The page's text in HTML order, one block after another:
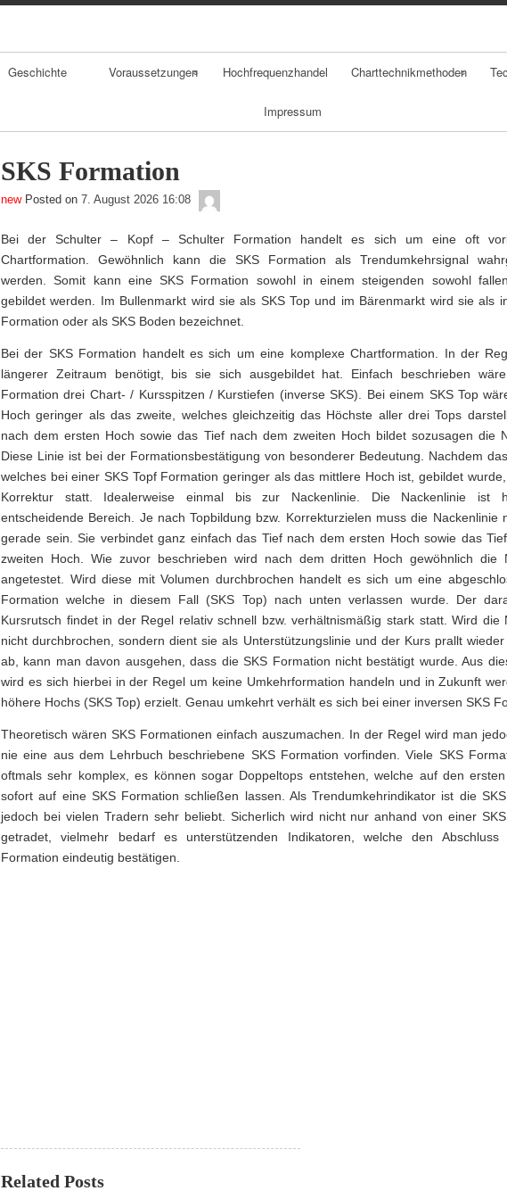
Geschichte Voraussetzungen
Psychologie
Geldmanagement
Daytradingstrategi
en
Hochfrequenzhandel Charttechnikmethoden
Balkenchart
Impressum
SKS Formation
Posted on 7. August 2026 16:08
Bei der Schulter – Kopf – Schulter Formation handelt es sich um eine oft
Chartformation. Gewöhnlich kann die SKS Formation als Trendumkehrsignal
werden. Somit kann eine SKS Formation sowohl in einem steigenden sowohl
gebildet werden. Im Bullenmarkt wird sie als SKS Top und im Bärenmarkt wird sie als
Formation oder als SKS Boden bezeichnet.
Bei der SKS Formation handelt es sich um eine komplexe Chartformation. In der
längerer Zeitraum benötigt, bis sie sich ausgebildet hat. Einfach beschrieben
Formation drei Chart- / Kursspitzen / Kurstiefen (inverse SKS). Bei einem SKS Top
Hoch geringer als das zweite, welches gleichzeitig das Höchste aller drei Tops
nach dem ersten Hoch sowie das Tief nach dem zweiten Hoch bildet sozusagen die
Diese Linie ist bei der Formationsbestätigung von besonderer Bedeutung. Nachdem
welches bei einer SKS Topf Formation geringer als das mittlere Hoch ist, gebildet
Korrektur statt. Idealerweise einmal bis zur Nackenlinie. Die Nackenlinie ist
entscheidende Bereich. Je nach Topbildung bzw. Korrekturzielen muss die Nackenlinie
gerade sein. Sie verbindet ganz einfach das Tief nach dem ersten Hoch sowie das
zweiten Hoch. Wie zuvor beschrieben wird nach dem dritten Hoch gewöhnlich die
angetestet. Wird diese mit Volumen durchbrochen handelt es sich um eine
Formation welche in diesem Fall (SKS Top) nach unten verlassen wurde. Der
Kursrutsch findet in der Regel relativ schnell bzw. verhältnismäßig stark statt. Wird die
nicht durchbrochen, sondern dient sie als Unterstützungslinie und der Kurs prallt
ab, kann man davon ausgehen, dass die SKS Formation nicht bestätigt wurde. Aus
wird es sich hierbei in der Regel um keine Umkehrformation handeln und in Zukunft
höhere Hochs (SKS Top) erzielt. Genau umkehrt verhält es sich bei einer inversen SKS
Theoretisch wären SKS Formationen einfach auszumachen. In der Regel wird man
nie eine aus dem Lehrbuch beschriebene SKS Formation vorfinden. Viele SKS
oftmals sehr komplex, es können sogar Doppeltops entstehen, welche auf den
sofort auf eine SKS Formation schließen lassen. Als Trendumkehrindikator ist die
jedoch bei vielen Tradern sehr beliebt. Sicherlich wird nicht nur anhand von einer
getradet, vielmehr bedarf es unterstützenden Indikatoren, welche den Abschluss
Formation eindeutig bestätigen.
Related Posts